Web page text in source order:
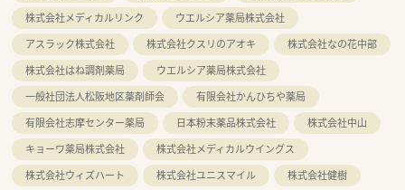
株式会社メディカルリンク
ウエルシア薬局株式会社
アスラック株式会社
株式会社クスリのアオキ
株式会社なの花中部
株式会社はね調剤薬局
ウエルシア薬局株式会社
一般社団法人松阪地区薬剤師会
有限会社かんひちや薬局
有限会社志摩センター薬局
日本粉末薬品株式会社
株式会社中山
キョーワ薬局株式会社
株式会社メディカルウイングス
株式会社ウィズハート
株式会社ユニスマイル
株式会社健樹